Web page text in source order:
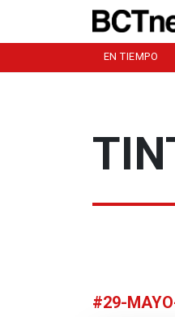
EN TIEMPO
#29-